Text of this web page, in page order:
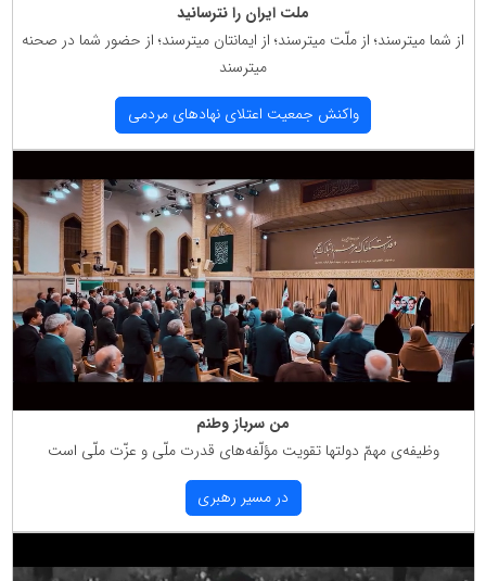
ملت ایران را نترسانید
از شما میترسند؛ از ملّت میترسند؛ از ایمانتان میترسند؛ از حضور شما در صحنه
میترسند
واكنش جمعیت اعتلای نهادهای مردمی
من سرباز وطنم
وظیفه‌ی مهمّ دولتها تقویت مؤلّفه‌های قدرت ملّی و عزّت ملّی است
در مسیر رهبری